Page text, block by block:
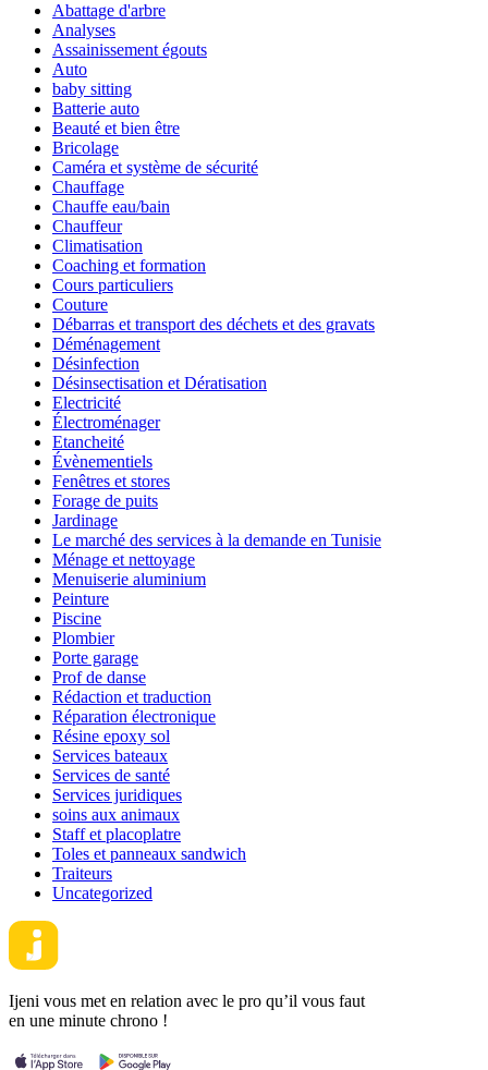
Abattage d'arbre
Analyses
Assainissement égouts
Auto
baby sitting
Batterie auto
Beauté et bien être
Bricolage
Caméra et système de sécurité
Chauffage
Chauffe eau/bain
Chauffeur
Climatisation
Coaching et formation
Cours particuliers
Couture
Débarras et transport des déchets et des gravats
Déménagement
Désinfection
Désinsectisation et Dératisation
Electricité
Électroménager
Etancheité
Évènementiels
Fenêtres et stores
Forage de puits
Jardinage
Le marché des services à la demande en Tunisie
Ménage et nettoyage
Menuiserie aluminium
Peinture
Piscine
Plombier
Porte garage
Prof de danse
Rédaction et traduction
Réparation électronique
Résine epoxy sol
Services bateaux
Services de santé
Services juridiques
soins aux animaux
Staff et placoplatre
Toles et panneaux sandwich
Traiteurs
Uncategorized
Ijeni vous met en relation avec le pro qu’il vous faut
en une minute chrono !